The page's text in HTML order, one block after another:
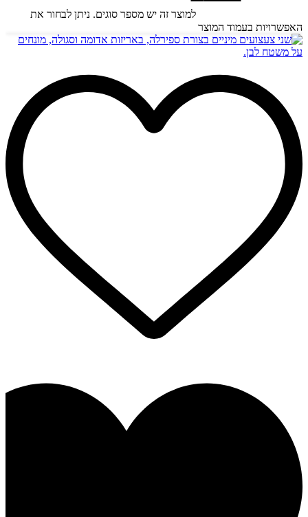
למוצר זה יש מספר סוגים. ניתן לבחור את
האפשרויות בעמוד המוצר